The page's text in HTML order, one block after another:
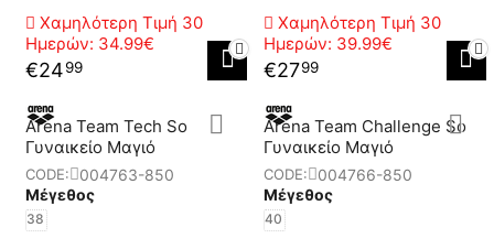
Χαμηλότερη Τιμή 30
Ημερών: 34.99€
€2499
Χαμηλότερη Τιμή 30
Ημερών: 39.99€
€2799
Arena Team Tech So
Γυναικείο Μαγιό
CODE:
004763-850
Μέγεθος
38
Arena Team Challenge So
Γυναικείο Μαγιό
CODE:
004766-850
Μέγεθος
40